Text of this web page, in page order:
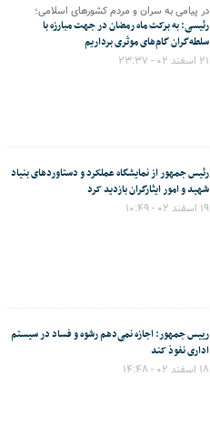
در پیامی به سران و مردم کشورهای اسلامی؛
رئیسی: به برکت ماه رمضان در جهت مبارزه با
سلطه‌گران گام‌های موثری برداریم
۲۱ اسفند ۰۲ - ۲۳:۳۷
رئیس جمهور از نمایشگاه عملکرد و دستاوردهای بنیاد
شهید و امور ایثارگران بازدید کرد
۱۹ اسفند ۰۲ - ۱۰:۴۹
رییس جمهور: اجازه نمی‌دهم رشوه و فساد در سیستم
اداری نفوذ کند
۱۸ اسفند ۰۲ - ۱۴:۴۸